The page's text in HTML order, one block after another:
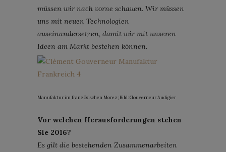
müssen wir nach vorne schauen. Wir müssen
uns mit neuen Technologien
auseinandersetzen, damit wir mit unseren
Ideen am Markt bestehen können.
Manufaktur im französischen Morez; Bild: Gouverneur Audigier
Vor welchen Herausforderungen stehen
Sie 2016?
Es gilt die bestehenden Zusammenarbeiten